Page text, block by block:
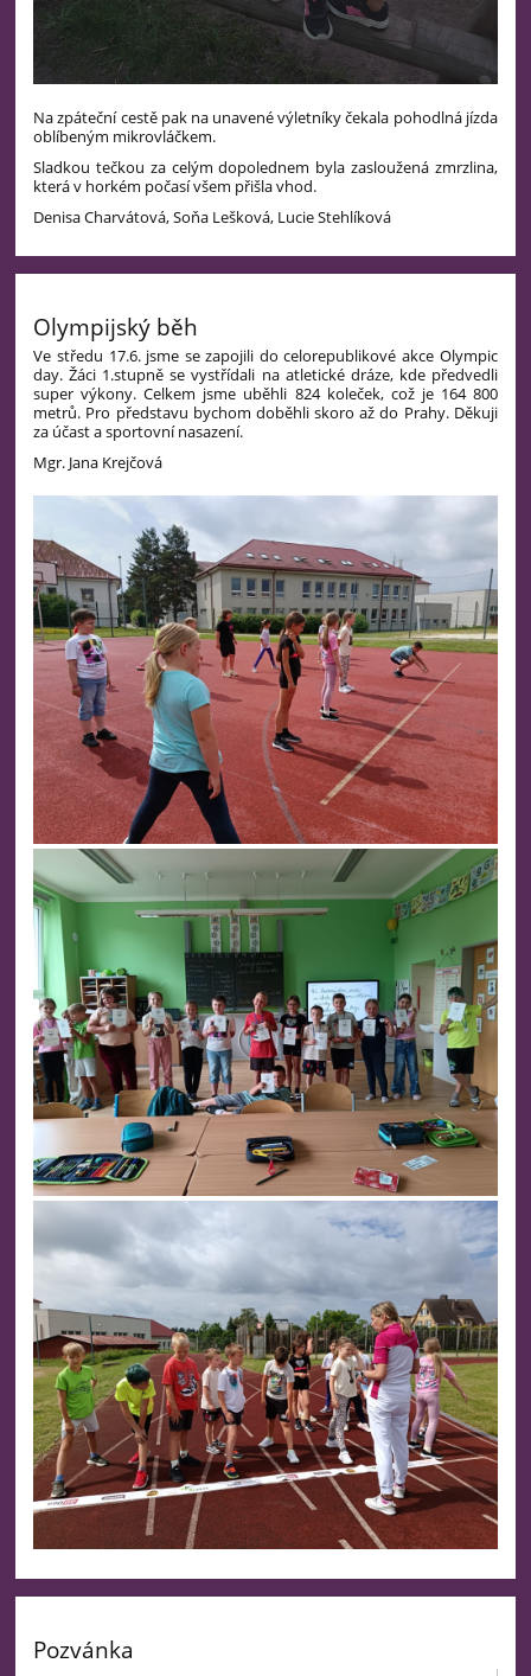
Na zpáteční cestě pak na unavené výletníky čekala pohodlná jízda
oblíbeným mikrovláčkem.
Sladkou tečkou za celým dopolednem byla zasloužená zmrzlina,
která v horkém počasí všem přišla vhod.
Denisa Charvátová, Soňa Lešková, Lucie Stehlíková
Olympijský běh
Ve středu 17.6. jsme se zapojili do celorepublikové akce Olympic
day. Žáci 1.stupně se vystřídali na atletické dráze, kde předvedli
super výkony. Celkem jsme uběhli 824 koleček, což je 164 800
metrů. Pro představu bychom doběhli skoro až do Prahy. Děkuji
za účast a sportovní nasazení.
Mgr. Jana Krejčová
Pozvánka